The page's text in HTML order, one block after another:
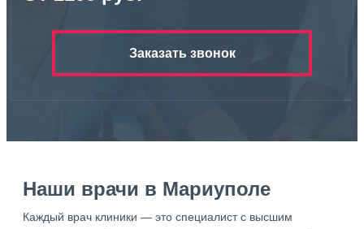
Заказать звонок
Наши врачи в Мариуполе
Каждый врач клиники — это специалист с высшим